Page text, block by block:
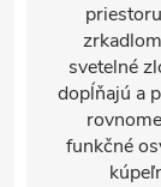
svetelné
dopĺňajú a
funkčné